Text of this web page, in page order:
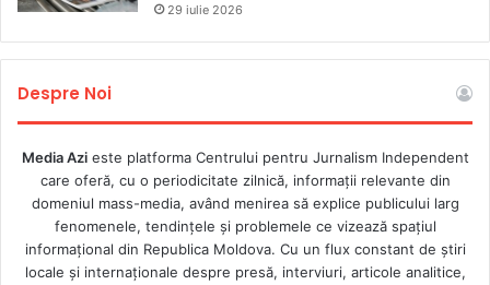
29 iulie 2026
Despre Noi
Media Azieste platforma Centrului pentru Jurnalism Independent
care oferă, cu o periodicitate zilnică, informații relevante din
domeniul mass-media, având menirea să explice publicului larg
fenomenele, tendințele și problemele ce vizează spațiul
informațional din Republica Moldova. Cu un flux constant de ştiri
locale şi internaţionale despre presă, interviuri, articole analitice,